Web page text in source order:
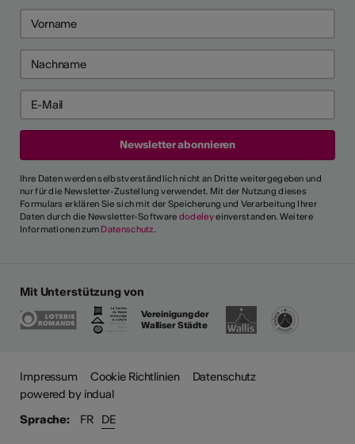
Ihre Daten werden selbstverständlich nicht an Dritte weitergegeben und
nur für die Newsletter-Zustellung verwendet. Mit der Nutzung dieses
Formulars erklären Sie sich mit der Speicherung und Verarbeitung Ihrer
Daten durch die Newsletter-Software dodeleyeinverstanden. Weitere
Informationen zum Datenschutz.
Mit Unterstützung von
Vereinigung der
Walliser Städte
Impressum Cookie Richtlinien
Datenschutz
powered by indual
Sprache:
FR DE